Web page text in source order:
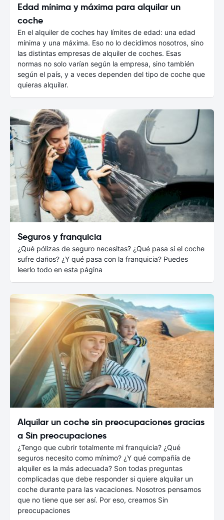
Edad mínima y máxima para alquilar un
coche
En el alquiler de coches hay límites de edad: una edad
mínima y una máxima. Eso no lo decidimos nosotros, sino
las distintas empresas de alquiler de coches. Esas
normas no solo varían según la empresa, sino también
según el país, y a veces dependen del tipo de coche que
quieras alquilar.
Seguros y franquicia
¿Qué pólizas de seguro necesitas? ¿Qué pasa si el coche
sufre daños? ¿Y qué pasa con la franquicia? Puedes
leerlo todo en esta página
Alquilar un coche sin preocupaciones gracias
a Sin preocupaciones
¿Tengo que cubrir totalmente mi franquicia? ¿Qué
seguros necesito como mínimo? ¿Y qué compañía de
alquiler es la más adecuada? Son todas preguntas
complicadas que debe responder si quiere alquilar un
coche durante para las vacaciones. Nosotros pensamos
que no tiene que ser así. Por eso, creamos Sin
preocupaciones